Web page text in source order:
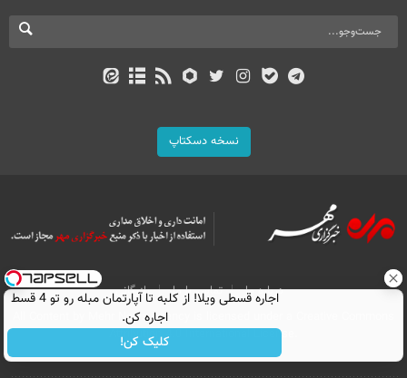
نسخه دسکتاپ
درباره ما تماس با ما
بازرگانی
All Content by Mehr News Agency is licensed under a Creative Commons
Attribution 4.0 International License.
اجاره‌ قسطی ویلا! از کلبه تا آپارتمان مبله رو تو 4 قسط
اجاره کن.
کلیک کن!